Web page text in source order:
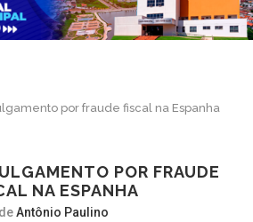
por fraude fiscal na Espanha
POR FRAUDE
NA ESPANHA
deAntônio Paulino